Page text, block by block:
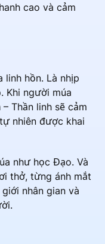
cao và cảm
hồn. Là nhịp
Khi người múa
Thần linh sẽ cảm
nhiên được khai
như học Đạo. Và
thở, từng ánh mắt
nhân gian và